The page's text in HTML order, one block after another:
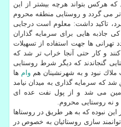
هركس بتواند هرچه بیشتر از این
می گردد و روستایی منطقه محروم
برد، تاكید داشت: معلوم است درجایی
كی جاذبه هایی برای سرمایه گذاران
ها جهت استفاده از تسهیلات
و كار حتی آنجا خراب تر شد كه
گنجاندند كه دیگر شرط روستایی
نبود و به شهرنشینان هم وام ها
كه سرمایه گذاری به میدان نیامد
می شد و از پول نفت عده ای
و نه روستایی محروم.
نبوده كه به هر طریق در روستاها
سازی روستائیان به خصوص در